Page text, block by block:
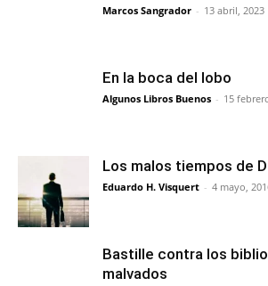
Marcos Sangrador - 13 abril, 2023
En la boca del lobo
Algunos Libros Buenos - 15
Los malos tiempos de
Eduardo H. Visquert - 4 mayo,
Bastille contra los
malvados